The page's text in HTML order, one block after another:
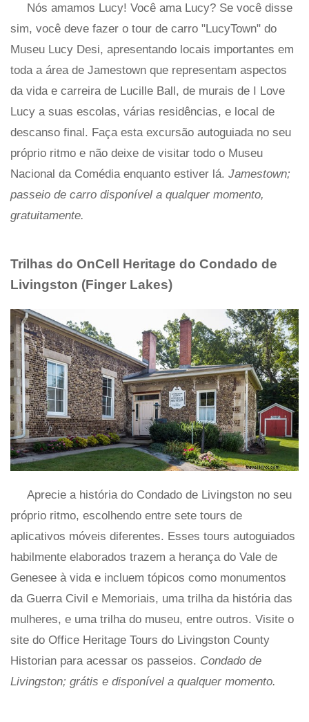
Nós amamos Lucy! Você ama Lucy? Se você disse
sim, você deve fazer o tour de carro "LucyTown" do
Museu Lucy Desi, apresentando locais importantes em
toda a área de Jamestown que representam aspectos
da vida e carreira de Lucille Ball, de murais de I Love
Lucy a suas escolas, várias residências, e local de
descanso final. Faça esta excursão autoguiada no seu
próprio ritmo e não deixe de visitar todo o Museu
Nacional da Comédia enquanto estiver lá. Jamestown;
passeio de carro disponível a qualquer momento,
gratuitamente.
Trilhas do OnCell Heritage do Condado de
Livingston (Finger Lakes)
Aprecie a história do Condado de Livingston no seu
próprio ritmo, escolhendo entre sete tours de
aplicativos móveis diferentes. Esses tours autoguiados
habilmente elaborados trazem a herança do Vale de
Genesee à vida e incluem tópicos como monumentos
da Guerra Civil e Memoriais, uma trilha da história das
mulheres, e uma trilha do museu, entre outros. Visite o
site do Office Heritage Tours do Livingston County
Historian para acessar os passeios. Condado de
Livingston; grátis e disponível a qualquer momento.